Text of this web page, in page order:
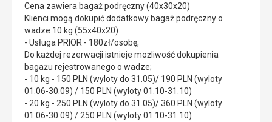
Cena zawiera bagaż podręczny (40x30x20)
Klienci mogą dokupić dodatkowy bagaż podręczny o
wadze 10 kg (55x40x20)
- Usługa PRIOR - 180zł/osobę,
Do każdej rezerwacji istnieje możliwość dokupienia
bagażu rejestrowanego o wadze;
- 10 kg - 150 PLN (wyloty do 31.05)/ 190 PLN (wyloty
01.06-30.09) / 150 PLN (wyloty 01.10-31.10)
- 20 kg - 250 PLN (wyloty do 31.05)/ 360 PLN (wyloty
01.06-30.09) / 250 PLN (wyloty 01.10-31.10)